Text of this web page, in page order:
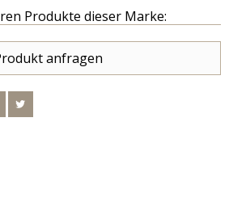
Produkte dieser Marke:
anfragen